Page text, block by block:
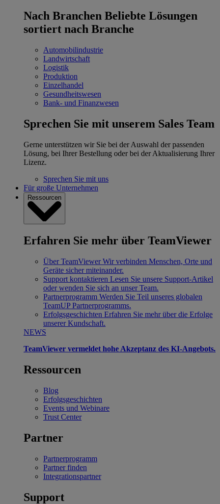
Nach Branchen Beliebte Lösungen
sortiert nach Branche
Automobilindustrie
Landwirtschaft
Logistik
Produktion
Einzelhandel
Gesundheitswesen
Bank- und Finanzwesen
Sprechen Sie mit unserem Sales Team
Gerne unterstützen wir Sie bei der Auswahl der passenden
Lösung, bei Ihrer Bestellung oder bei der Aktualisierung Ihrer
Lizenz.
Sprechen Sie mit uns
Für große Unternehmen
Ressourcen
Erfahren Sie mehr über TeamViewer
Über TeamViewer Wir verbinden Menschen, Orte und
Geräte sicher miteinander.
Support kontaktieren Lesen Sie unsere Support-Artikel
oder wenden Sie sich an unser Team.
Partnerprogramm Werden Sie Teil unseres globalen
TeamUP Partnerprogramms.
Erfolgsgeschichten Erfahren Sie mehr über die Erfolge
unserer Kundschaft.
NEWS
TeamViewer vermeldet hohe Akzeptanz des KI-Angebots.
Ressourcen
Blog
Erfolgsgeschichten
Events und Webinare
Trust Center
Partner
Partnerprogramm
Partner finden
Integrationspartner
Support